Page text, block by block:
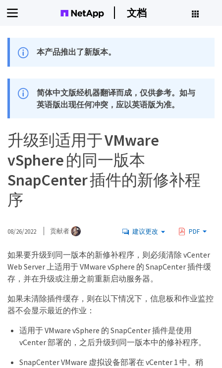
文档
本产品推出了新版本。
简体中文版经机器翻译而成，仅供参考。如与
英语版出现任何冲突，应以英语版为准。
升级到适用于 VMware
vSphere 的同一版本
SnapCenter 插件的新修补程
序
08/26/2022 贡献者 建议更改 PDF
如果要升级到同一版本的新修补程序，则必须清除 vCenter
Web Server 上适用于 VMware vSphere 的 SnapCenter 插件缓
存，并在升级或注册之前重新启动服务器。
如果未清除插件缓存，则在以下情况下，信息板和作业监控
器不会显示最近的作业：
适用于 VMware vSphere 的 SnapCenter 插件是使用
vCenter 部署的，之后升级到同一版本中的修补程序。
SnapCenter VMware 虚拟设备部署在 vCenter 1 中。稍